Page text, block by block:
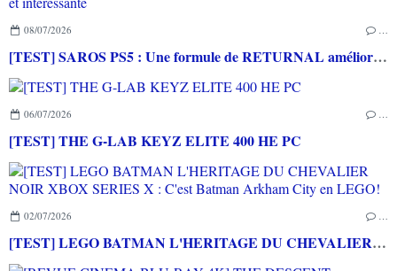
08/07/2026
[TEST] SAROS PS5 : Une formule de RETURNAL améliorée et interessante
06/07/2026
[TEST] THE G-LAB KEYZ ELITE 400 HE PC
02/07/2026
[TEST] LEGO BATMAN L'HERITAGE DU CHEVALIER NOIR XBOX SERIES X : C'est Batman Arkham City en LEGO!